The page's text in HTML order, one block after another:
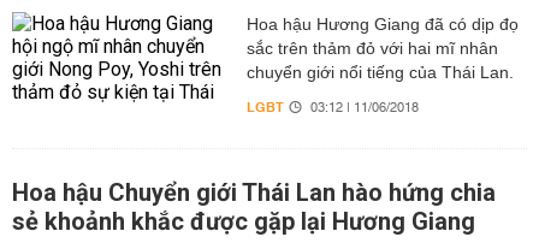
Hoa hậu Hương Giang đã có dịp đọ
sắc trên thảm đỏ với hai mĩ nhân
chuyển giới nổi tiếng của Thái Lan.
LGBT 03:12 | 11/06/2018
Hoa hậu Chuyển giới Thái Lan hào hứng chia
sẻ khoảnh khắc được gặp lại Hương Giang